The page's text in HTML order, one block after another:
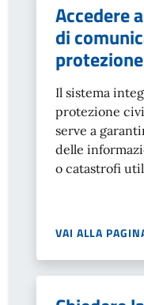
Accedere
di
Il sistema
protezione
serve a
delle
o catastrofi
VAI ALLA